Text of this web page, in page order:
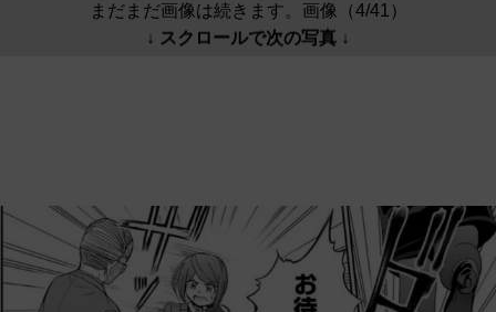
まだまだ画像は続きます。画像（4/41）
↓ スクロールで次の写真 ↓